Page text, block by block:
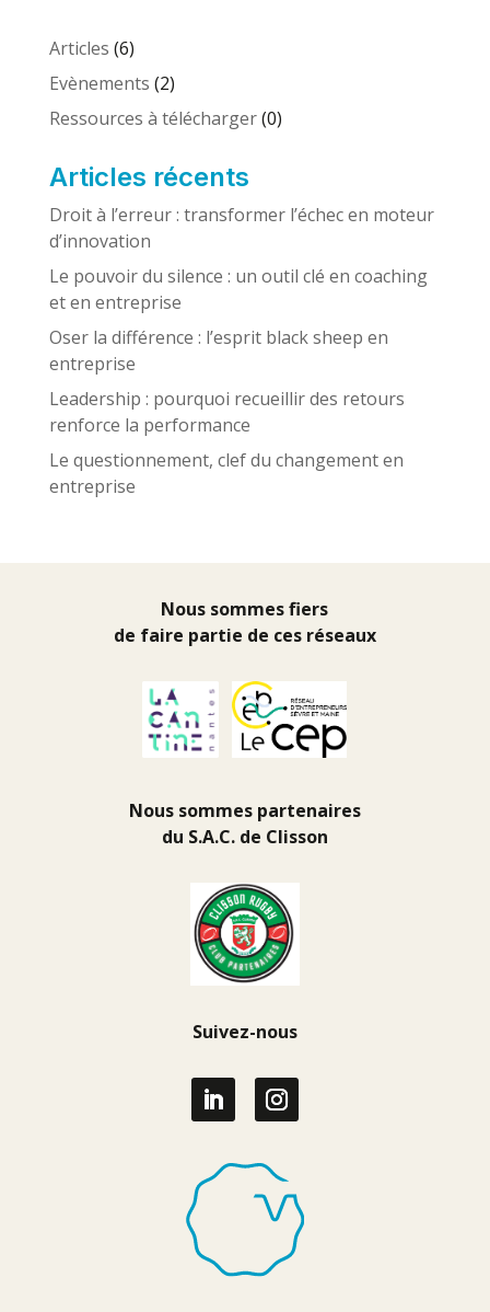
Articles (6)
Evènements (2)
Ressources à télécharger(0)
Articles récents
Droit à l’erreur : transformer l’échec en moteur
d’innovation
Le pouvoir du silence : un outil clé en coaching
et en entreprise
Oser la différence : l’esprit black sheep en
entreprise
Leadership : pourquoi recueillir des retours
renforce la performance
Le questionnement, clef du changement en
entreprise
Nous sommes fiers
de faire partie de ces réseaux
Nous sommes partenaires
du S.A.C. de Clisson
Suivez-nous